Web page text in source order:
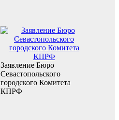
Заявление Бюро
Севастопольского
городского Комитета
КПРФ